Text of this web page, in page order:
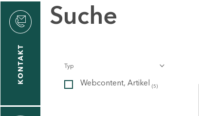
KONTAKT
Suche
Typ
Webcontent, Artikel (5)